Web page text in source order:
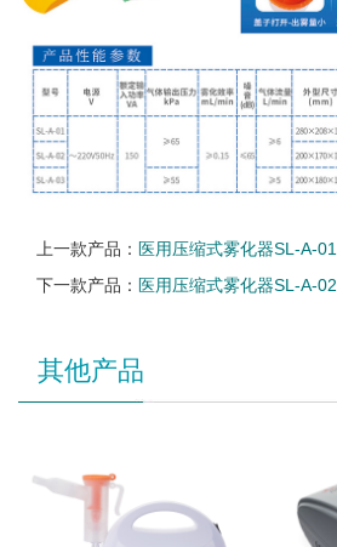
上一款产品： 医用压缩式雾化器SL-A-01
下一款产品： 医用压缩式雾化器SL-A-02
其他产品